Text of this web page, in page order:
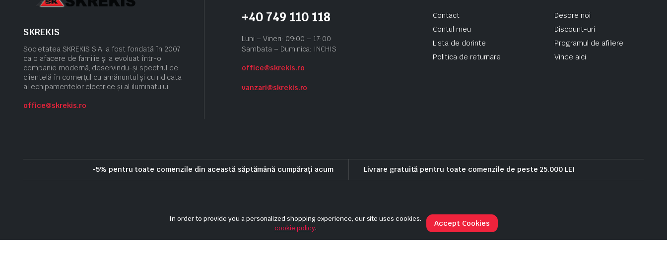
SKREKIS
Societatea SKREKIS S.A. a fost fondată în 2007
ca o afacere de familie și a evoluat într-o
companie modernă, deservindu-și spectrul de
clientelă în comerțul cu amănuntul și cu ridicata
al echipamentelor electrice și al iluminatului.
office@skrekis.ro
+40 749 110 118
Luni – Vineri: 09:00 – 17:00
Sambata – Duminica: INCHIS
office@skrekis.ro
vanzari@skrekis.ro
Contact
Contul meu
Lista de dorinte
Politica de returnare
Despre noi
Discount-uri
Programul de afiliere
Vinde aici
-5% pentru toate comenzile din această săptămână cumpărați acum Livrare gratuită pentru toate comenzile de peste 25.000 LEI
Politica privind cookie-urile Termeni si conditii Politica de rambursare Politica de livrare si anulare
Urmarie comanda
In order to provide you a personalized shopping experience, our site uses cookies.
cookie policy.
Accept Cookies